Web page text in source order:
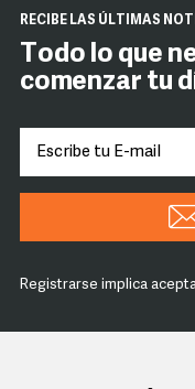
RECIBE LAS ÚLTIMAS
Todo lo que
comenzar tu
Registrarse implica